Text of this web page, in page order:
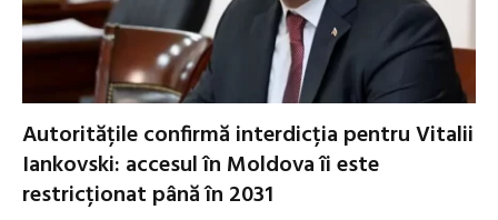
Autoritățile confirmă interdicția pentru Vitalii
Iankovski: accesul în Moldova îi este
restricționat până în 2031